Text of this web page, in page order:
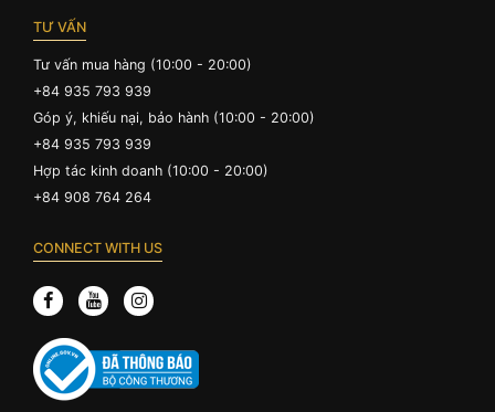
TƯ VẤN
Tư vấn mua hàng (10:00 - 20:00)
+84 935 793 939
Góp ý, khiếu nại, bảo hành (10:00 - 20:00)
+84 935 793 939
Hợp tác kinh doanh (10:00 - 20:00)
+84 908 764 264
CONNECT WITH US